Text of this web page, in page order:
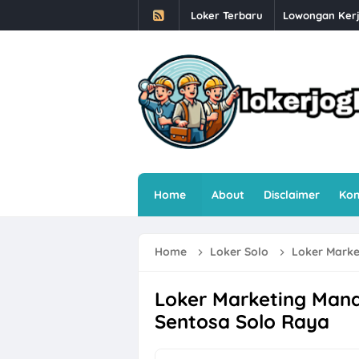
Loker Terbaru Lowongan
Loker Sleman
Loker Solo
Farmosa
Loker
Loker
Home About Disclaimer
Home Loker Solo Loker
Loker Marketing
Sentosa Solo Raya